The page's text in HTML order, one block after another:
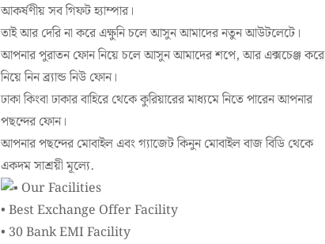
আকর্ষণীয় সব গিফট হ্যাম্পার।
তাই আর দেরি না করে এক্ষুনি চলে আসুন আমাদের নতুন আউটলেটে।
আপনার পুরাতন ফোন নিয়ে চলে আসুন আমাদের শপে, আর এক্সচেঞ্জ করে
নিয়ে নিন ব্র্যান্ড নিউ ফোন।
ঢাকা কিংবা ঢাকার বাহিরে থেকে কুরিয়ারের মাধ্যমে নিতে পারেন আপনার
পছন্দের ফোন।
আপনার পছন্দের মোবাইল এবং গ্যাজেট কিনুন মোবাইল বাজ বিডি থেকে
একদম সাশ্রয়ী মূল্যে.
Our Facilities
• Best Exchange Offer Facility
• 30 Bank EMI Facility